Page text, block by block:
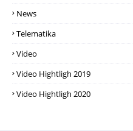
News
Telematika
Video
Video Hightligh 2019
Video Hightligh 2020